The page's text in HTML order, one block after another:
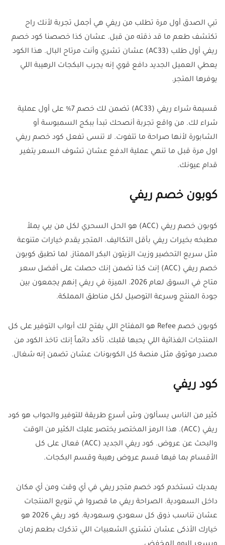
تبي الصدق أول مرة تطلب من ريفي هي أجمل تجربة لأنك راح
تكتشف طعم ما قد ذقته من قبل. عشان كذا خصصنا كود خصم
ريفي أول طلب (AC33) عشان تشري وأنت مرتاح البال. هذا الكود
يعطي العميل الجديد دافع قوي إنه يجرب البكجات الرهيبة اللي
يوفرها المتجر.
قسيمة شراء ريفي (AC33) تضمن لك خصم 7% على أول عملية
شراء لك. من واقع تجربة أنصحك تبدأ ببكج السمبوسة أو
الشابورة لأنها صراحة ما تتفوت. لا تنسى تفعل كود خصم ريفي
اول مرة قبل ما تنهي عملية الدفع عشان تشوف السعر يتغير
قدام عيونك.
كوبون خصم ريفي
كوبون خصم ريفي (ACC) هو الحل السحري لكل من يبي يملأ
مطبخه بخيرات ريفي بأقل التكاليف. المتجر يقدم خيارات متنوعة
مثل سريع التحضير وزيت الزيتون البكر الممتاز. لما تطبق كوبون
خصم ريفي (ACC) إنت كذا تضمن إنك حصلت على أفضل سعر
متاح في السوق لعام 2026. الميزة في ريفي إنهم يجمعون بين
جودة المنتج وسرعة التوصيل لكل مناطق المملكة.
كوبون خصم Refee هو المفتاح اللي يفتح لك أبواب التوفير على كل
المنتجات الغذائية اللي يحبها قلبك. تأكد دائماً إنك تاخذ الكود من
مصدر موثوق مثل منصة كل الكوبونات عشان تضمن إنه شغال.
كود ريفي
كثير من الناس يسألون وش أسرع طريقة للتوفير والجواب هو كود
ريفي (ACC). هذا الرمز المختصر يختصر عليك الكثير من الوقت
والبحث عن عروض. كود ريفي الجديد (ACC) فعال على كل
الأقسام بما فيها قسم عروض رهيبة وقسم البكجات.
يمديك تستخدم كود خصم متجر ريفي في أي وقت ومن أي مكان
داخل السعودية. الصراحة ريفي ما قصروا في تنويع المنتجات
عشان تناسب ذوق كل سعودي وسعودية. كود ريفي 2026 هو
خيارك الأذكى عشان تشتري الشعبيات اللي تذكرك بطعم زمان